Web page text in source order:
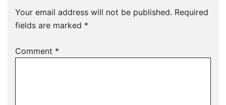
Your email address will not be published. Required
fields are marked *
Comment *